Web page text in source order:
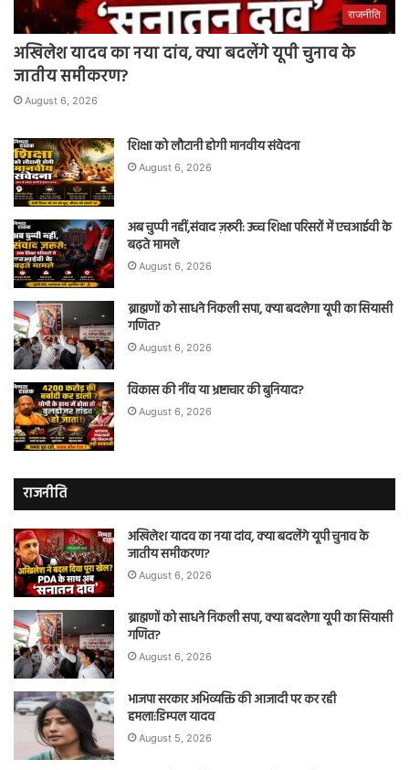
राजनीति
अखिलेश यादव का नया दांव, क्या बदलेंगे यूपी चुनाव के
जातीय समीकरण?
August 6, 2026
शिक्षा को लौटानी होगी मानवीय संवेदना
August 6, 2026
अब चुप्पी नहीं,संवाद ज़रूरी: उच्च शिक्षा परिसरों में एचआईवी के
बढ़ते मामले
August 6, 2026
ब्राह्मणों को साधने निकली सपा, क्या बदलेगा यूपी का सियासी
गणित?
August 6, 2026
विकास की नींव या भ्रष्टाचार की बुनियाद?
August 6, 2026
राजनीति
अखिलेश यादव का नया दांव, क्या बदलेंगे यूपी चुनाव के
जातीय समीकरण?
August 6, 2026
ब्राह्मणों को साधने निकली सपा, क्या बदलेगा यूपी का सियासी
गणित?
August 6, 2026
भाजपा सरकार अभिव्यक्ति की आजादी पर कर रही
हमला:डिम्पल यादव
August 5, 2026